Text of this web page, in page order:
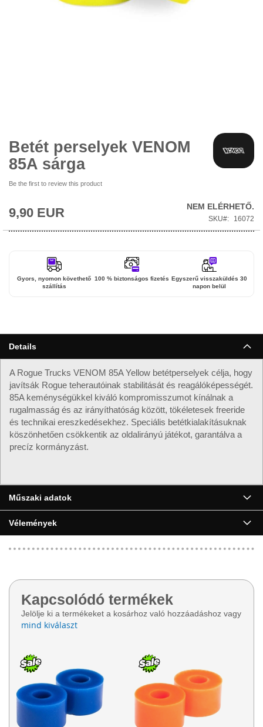
elejére
Betét perselyek VENOM
85A sárga
Be the first to review this product
9,90 EUR NEM ELÉRHETŐ.
SKU 16072
Gyors, nyomon követhető
szállítás
100 % biztonságos fizetés Egyszerű visszaküldés 30
napon belül
Details
A Rogue Trucks VENOM 85A Yellow betétperselyek célja, hogy
javítsák Rogue teherautóinak stabilitását és reagálóképességét.
85A keménységükkel kiváló kompromisszumot kínálnak a
rugalmasság és az irányíthatóság között, tökéletesek freeride
és technikai ereszkedésekhez. Speciális betétkialakításuknak
köszönhetően csökkentik az oldalirányú játékot, garantálva a
precíz kormányzást.
Műszaki adatok
Vélemények
Kapcsolódó termékek
Jelölje ki a termékeket a kosárhoz való hozzáadáshoz vagy
mind kiválaszt